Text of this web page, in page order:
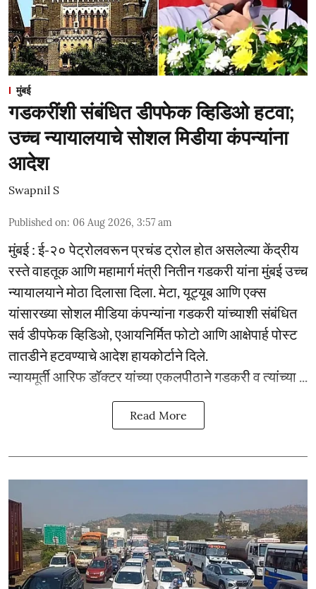
मुंबई
गडकरींशी संबंधित डीपफेक व्हिडिओ हटवा;
उच्च न्यायालयाचे सोशल मिडीया कंपन्यांना
आदेश
Swapnil S
Published on: 06 Aug 2026, 3:57 am
मुंबई : ई-२० पेट्रोलवरून प्रचंड ट्रोल होत असलेल्या केंद्रीय
रस्ते वाहतूक आणि महामार्ग मंत्री नितीन गडकरी यांना मुंबई उच्च
न्यायालयाने मोठा दिलासा दिला. मेटा, यूट्यूब आणि एक्स
यांसारख्या सोशल मीडिया कंपन्यांना गडकरी यांच्याशी संबंधित
सर्व डीपफेक व्हिडिओ, एआयनिर्मित फोटो आणि आक्षेपार्ह पोस्ट
तातडीने हटवण्याचे आदेश हायकोर्टाने दिले.
न्यायमूर्ती आरिफ डॉक्टर यांच्या एकलपीठाने गडकरी व त्यांच्या ...
Read More